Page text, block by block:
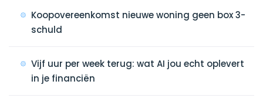
Koopovereenkomst nieuwe woning geen box 3-
schuld
Vijf uur per week terug: wat AI jou echt oplevert
in je financiën